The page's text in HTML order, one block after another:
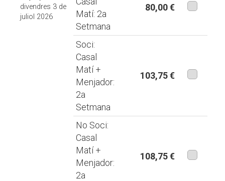
divendres 3 de
juliol 2026
Matí: 2a
Setmana
80,00 €
Soci:
Casal
Matí +
Menjador:
2a
Setmana
103,75 €
No Soci:
Casal
Matí +
Menjador:
2a
108,75 €